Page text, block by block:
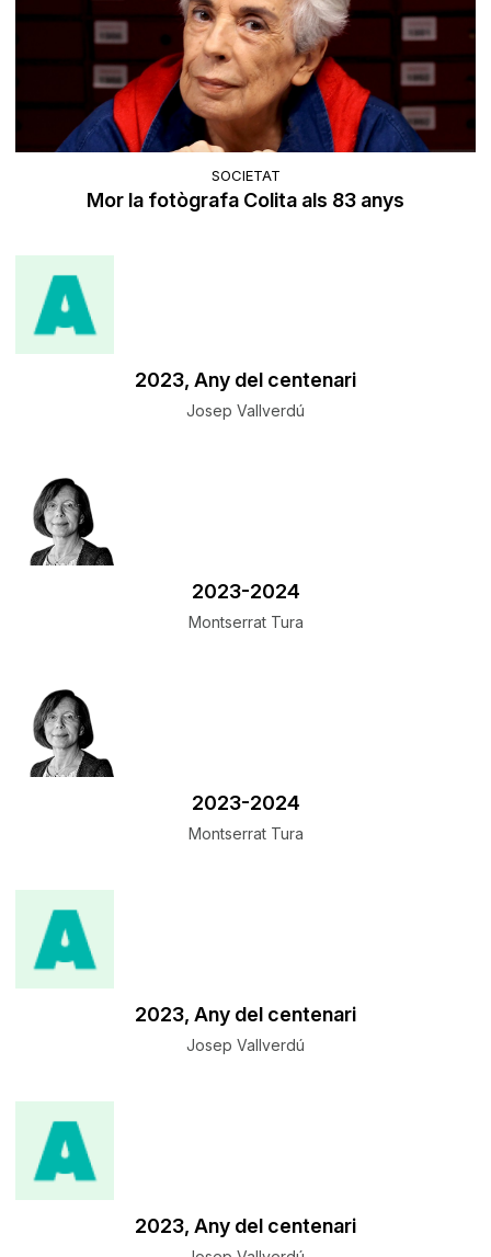
SOCIETAT
Mor la fotògrafa Colita als 83 anys
​2023, Any del centenari
Josep Vallverdú
​2023-2024
Montserrat Tura
​2023-2024
Montserrat Tura
​2023, Any del centenari
Josep Vallverdú
​2023, Any del centenari